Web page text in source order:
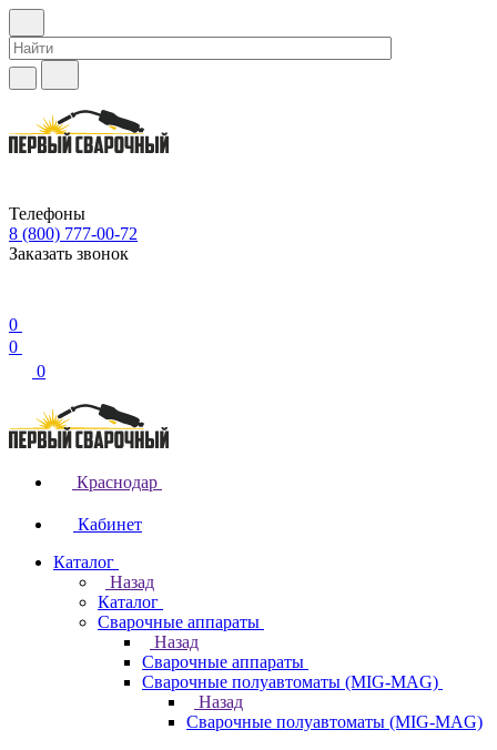
Телефоны
8 (800) 777-00-72
Заказать звонок
0
0
0
Краснодар
Кабинет
Каталог
Назад
Каталог
Сварочные аппараты
Назад
Сварочные аппараты
Сварочные полуавтоматы (MIG-MAG)
Назад
Сварочные полуавтоматы (MIG-MAG)